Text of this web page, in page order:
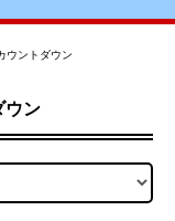
ウントダウン
ウン